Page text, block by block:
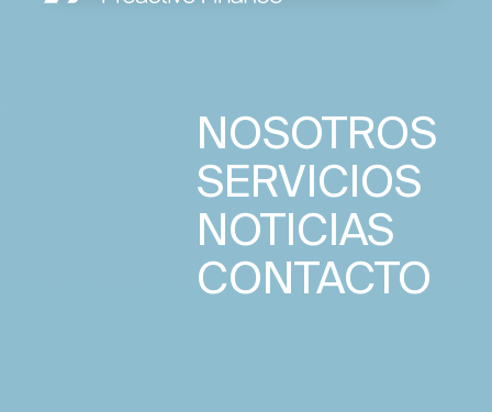
NOSOTROS
SERVICIOS
NOTICIAS
CONTACTO